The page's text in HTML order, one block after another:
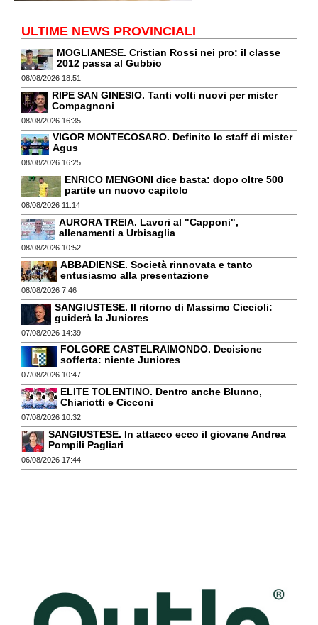
ULTIME NEWS PROVINCIALI
MOGLIANESE. Cristian Rossi nei pro: il classe
2012 passa al Gubbio
08/08/2026 18:51
RIPE SAN GINESIO. Tanti volti nuovi per mister
Compagnoni
08/08/2026 16:35
VIGOR MONTECOSARO. Definito lo staff di mister
Agus
08/08/2026 16:25
ENRICO MENGONI dice basta: dopo oltre 500
partite un nuovo capitolo
08/08/2026 11:14
AURORA TREIA. Lavori al "Capponi",
allenamenti a Urbisaglia
08/08/2026 10:52
ABBADIENSE. Società rinnovata e tanto
entusiasmo alla presentazione
08/08/2026 7:46
SANGIUSTESE. Il ritorno di Massimo Ciccioli:
guiderà la Juniores
07/08/2026 14:39
FOLGORE CASTELRAIMONDO. Decisione
sofferta: niente Juniores
07/08/2026 10:47
ELITE TOLENTINO. Dentro anche Blunno,
Chiariotti e Cicconi
07/08/2026 10:32
SANGIUSTESE. In attacco ecco il giovane Andrea
Pompili Pagliari
06/08/2026 17:44